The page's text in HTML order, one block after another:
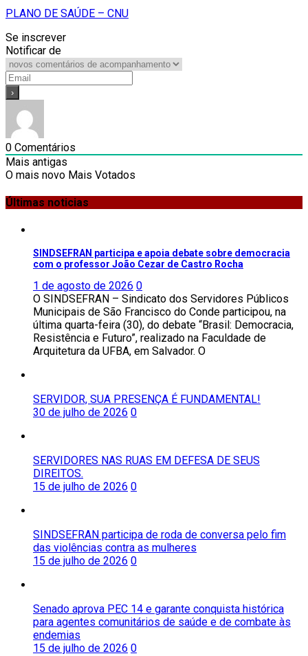
PLANO DE SAÚDE – CNU
Se inscrever
Notificar de
0 Comentários
Mais antigas
O mais novo Mais Votados
Últimas noticias
SINDSEFRAN participa e apoia debate sobre democracia
com o professor João Cezar de Castro Rocha
1 de agosto de 2026 0
O SINDSEFRAN – Sindicato dos Servidores Públicos
Municipais de São Francisco do Conde participou, na
última quarta-feira (30), do debate “Brasil: Democracia,
Resistência e Futuro”, realizado na Faculdade de
Arquitetura da UFBA, em Salvador. O
SERVIDOR, SUA PRESENÇA É FUNDAMENTAL!
30 de julho de 2026 0
SERVIDORES NAS RUAS EM DEFESA DE SEUS
DIREITOS.
15 de julho de 2026 0
SINDSEFRAN participa de roda de conversa pelo fim
das violências contra as mulheres
15 de julho de 2026 0
Senado aprova PEC 14 e garante conquista histórica
para agentes comunitários de saúde e de combate às
endemias
15 de julho de 2026 0